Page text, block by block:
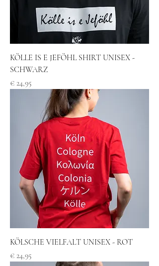
KÖLLE IS E JEFÖHL SHIRT UNISEX -
SCHWARZ
Preis
€ 24,95
KÖLSCHE VIELFALT UNISEX - ROT
Preis
€ 24,95